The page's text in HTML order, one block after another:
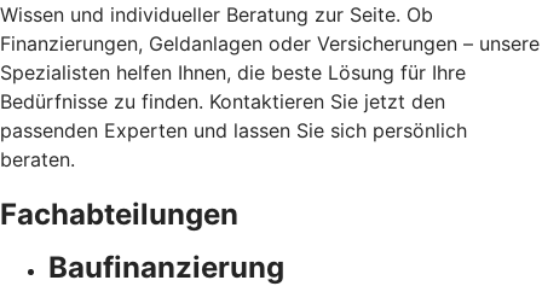
Wissen und individueller Beratung zur Seite. Ob
Finanzierungen, Geldanlagen oder Versicherungen – unsere
Spezialisten helfen Ihnen, die beste Lösung für Ihre
Bedürfnisse zu finden. Kontaktieren Sie jetzt den
passenden Experten und lassen Sie sich persönlich
beraten.
Fachabteilungen
Baufinanzierung